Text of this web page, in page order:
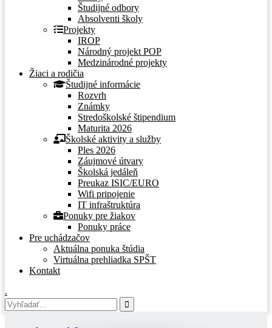
Študijné odbory
Absolventi školy
Projekty
IROP
Národný projekt POP
Medzinárodné projekty
Žiaci a rodičia
Študijné informácie
Rozvrh
Známky
Stredoškolské štipendium
Maturita 2026
Školské aktivity a služby
Ples 2026
Záujmové útvary
Školská jedáleň
Preukaz ISIC/EURO
Wifi pripojenie
IT infraštruktúra
Ponuky pre žiakov
Ponuky práce
Pre uchádzačov
Aktuálna ponuka štúdia
Virtuálna prehliadka SPŠT
Kontakt
.